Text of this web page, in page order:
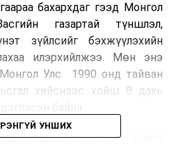
бахархдаг гээд Монгол
газартай түншлэл,
зүйлсийг бэхжүүлэхийн
илэрхийлжээ. Мөн энэ
Улс 1990 онд тайван
хийснээс хойш 8 дахь
нарийн бичгийн дарга
УНШИХ